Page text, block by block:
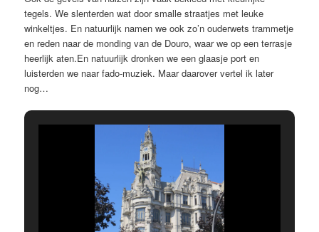
tegels. We slenterden wat door smalle straatjes met leuke
winkeltjes. En natuurlijk namen we ook zo’n ouderwets trammetje
en reden naar de monding van de Douro, waar we op een terrasje
heerlijk aten.En natuurlijk dronken we een glaasje port en
luisterden we naar fado-muziek. Maar daarover vertel ik later
nog…